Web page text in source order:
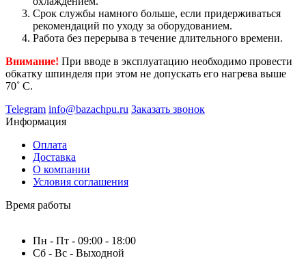
Срок службы намного больше, если придерживаться
рекомендаций по уходу за оборудованием.
Работа без перерыва в течение длительного времени.
Внимание! При вводе в эксплуатацию необходимо провести
обкатку шпинделя при этом не допускать его нагрева выше
70˚ С.
Telegram info@bazachpu.ru Заказать звонок
Информация
Оплата
Доставка
О компании
Условия соглашения
Время работы
Пн - Пт - 09:00 - 18:00
Сб - Вс - Выходной